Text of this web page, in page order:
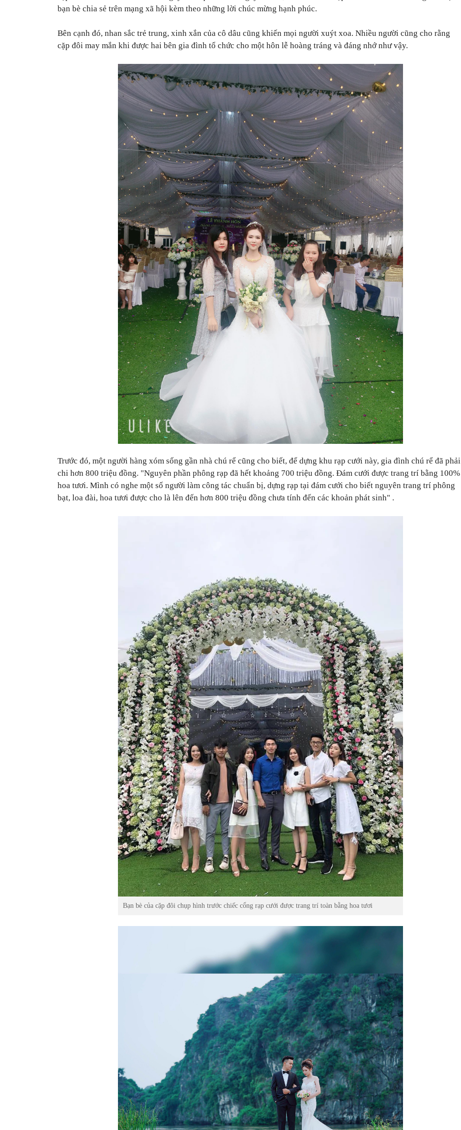
bạn bè chia sẻ trên mạng xã hội kèm theo những lời chúc mừng hạnh phúc.
Bên cạnh đó, nhan sắc trẻ trung, xinh xắn của cô dâu cũng khiến mọi người xuýt xoa. Nhiều người cũng cho rằng
cặp đôi may mắn khi được hai bên gia đình tổ chức cho một hôn lễ hoàng tráng và đáng nhớ như vậy.
Trước đó, một người hàng xóm sống gần nhà chú rể cũng cho biết, để dựng khu rạp cưới này, gia đình chú rể đã phải
chi hơn 800 triệu đồng. "Nguyên phần phông rạp đã hết khoảng 700 triệu đồng. Đám cưới được trang trí bằng 100%
hoa tươi. Mình có nghe một số người làm công tác chuẩn bị, dựng rạp tại đám cưới cho biết nguyên trang trí phông
bạt, loa đài, hoa tươi được cho là lên đến hơn 800 triệu đồng chưa tính đến các khoản phát sinh" .
Bạn bè của cặp đôi chụp hình trước chiếc cổng rạp cưới được trang trí toàn bằng hoa tươi